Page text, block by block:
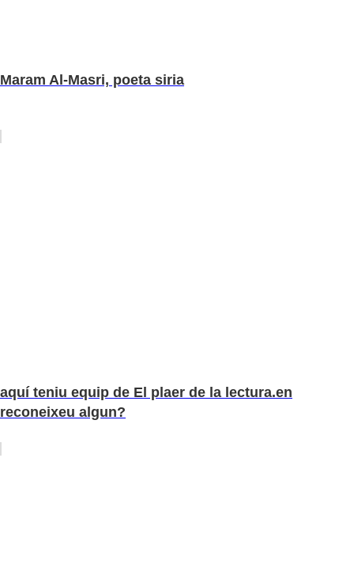
Maram Al-Masri, poeta siria
aquí teniu equip de El plaer de la lectura.en
reconeixeu algun?